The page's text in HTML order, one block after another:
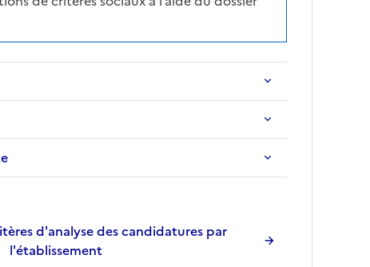
d'analyse des candidatures par
l'établissement